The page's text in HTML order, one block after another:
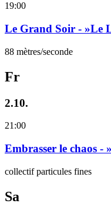
19:00
Le Grand Soir - »Le
88 mètres/seconde
Fr
2.10.
21:00
Embrasser le chaos -
collectif particules fines
Sa